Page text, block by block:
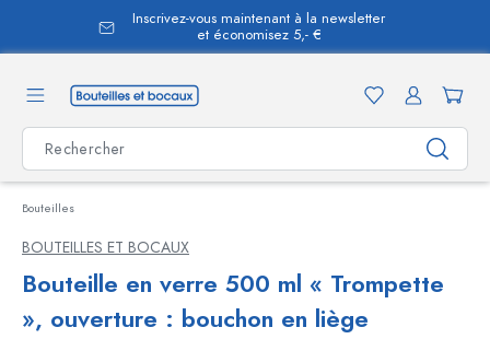
principal
Inscrivez-vous maintenant à la newsletter
et économisez 5,- €
Bouteilles
BOUTEILLES ET BOCAUX
Bouteille en verre 500 ml « Trompette
», ouverture : bouchon en liège